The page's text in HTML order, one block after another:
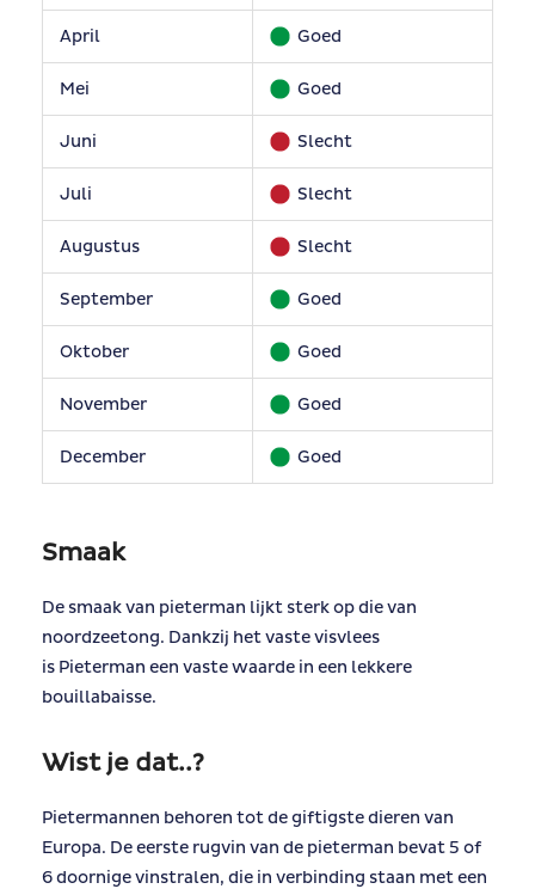
April Goed
Mei Goed
Juni Slecht
Juli Slecht
Augustus Slecht
September Goed
Oktober Goed
November Goed
December Goed
Smaak
De smaak van pieterman lijkt sterk op die van
noordzeetong. Dankzij het vaste visvlees
is Pieterman een vaste waarde in een lekkere
bouillabaisse.
Wist je dat..?
Pietermannen behoren tot de giftigste dieren van
Europa. De eerste rugvin van de pieterman bevat 5 of
6 doornige vinstralen, die in verbinding staan met een